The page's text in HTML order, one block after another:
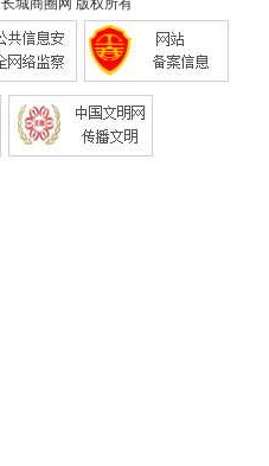
长城商圈网 版权所有